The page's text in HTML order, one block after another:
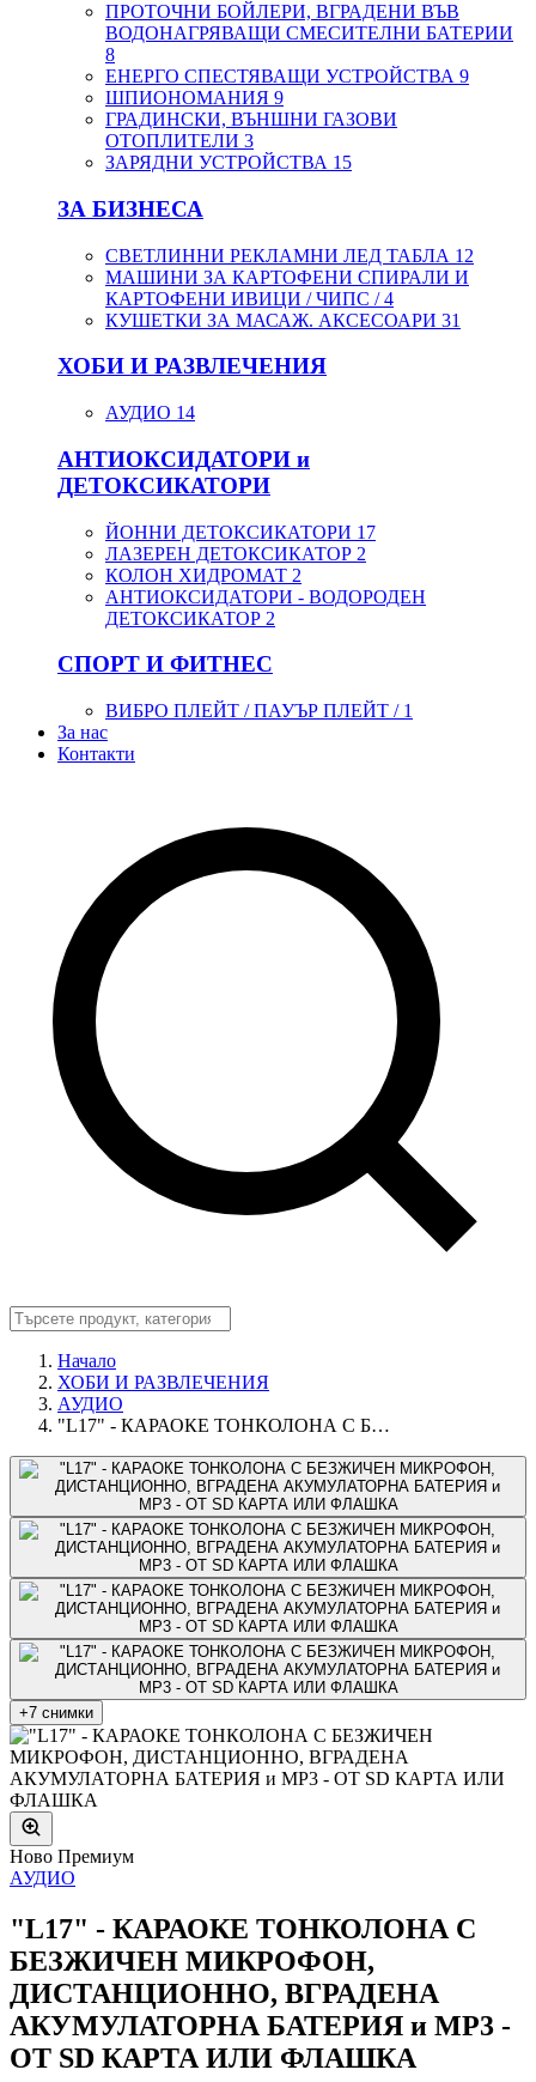
ПРОТОЧНИ БОЙЛЕРИ, ВГРАДЕНИ ВЪВ
ВОДОНАГРЯВАЩИ СМЕСИТЕЛНИ БАТЕРИИ
8
ЕНЕРГО СПЕСТЯВАЩИ УСТРОЙСТВА 9
ШПИОНОМАНИЯ 9
ГРАДИНСКИ, ВЪНШНИ ГАЗОВИ
ОТОПЛИТЕЛИ 3
ЗАРЯДНИ УСТРОЙСТВА 15
ЗА БИЗНЕСА
СВЕТЛИННИ РЕКЛАМНИ ЛЕД ТАБЛА 12
МАШИНИ ЗА КАРТОФЕНИ СПИРАЛИ И
КАРТОФЕНИ ИВИЦИ / ЧИПС /4
КУШЕТКИ ЗА МАСАЖ. АКСЕСОАРИ 31
ХОБИ И РАЗВЛЕЧЕНИЯ
АУДИО 14
АНТИОКСИДАТОРИ и
ДЕТОКСИКАТОРИ
ЙОННИ ДЕТОКСИКАТОРИ 17
ЛАЗЕРЕН ДЕТОКСИКАТОР 2
КОЛОН ХИДРОМАТ 2
АНТИОКСИДАТОРИ - ВОДОРОДЕН
ДЕТОКСИКАТОР 2
СПОРТ И ФИТНЕС
ВИБРО ПЛЕЙТ / ПАУЪР ПЛЕЙТ / 1
За нас
Контакти
Начало
ХОБИ И РАЗВЛЕЧЕНИЯ
АУДИО
"L17" - КАРАОКЕ ТОНКОЛОНА С Б…
+7 снимки
Ново Премиум
АУДИО
"L17" - КАРАОКЕ ТОНКОЛОНА С
БЕЗЖИЧЕН МИКРОФОН,
ДИСТАНЦИОННО, ВГРАДЕНА
АКУМУЛАТОРНА БАТЕРИЯ и MP3 -
ОТ SD КАРТА ИЛИ ФЛАШКА